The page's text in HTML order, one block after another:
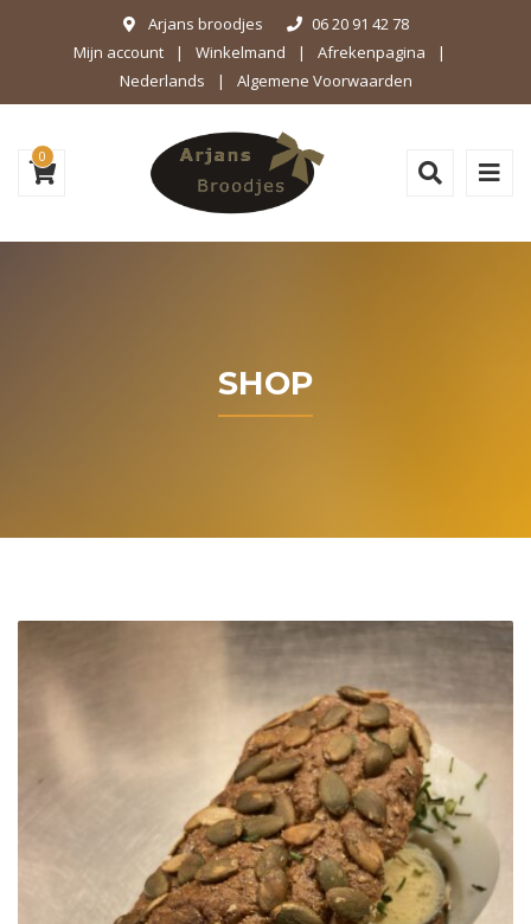
Arjans broodjes
06 20 91 42 78
Mijn account
Winkelmand
Afrekenpagina
Nederlands
Algemene Voorwaarden
0
SHOP